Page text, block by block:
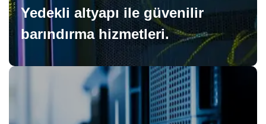
Yedekli altyapı ile güvenilir
barındırma hizmetleri.